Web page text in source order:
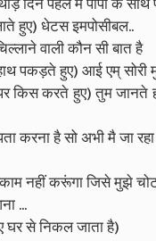
हुए) धेटस इमपोसीबल..
वाली कौन सी बात है
पकड़ते हुए) आई एम् सोरी
किस करते हुए) तुम जानते
करना है सो अभी मै जा
नहीं करूंगा जिसे मुझे
...
घर से निकल जाता है)